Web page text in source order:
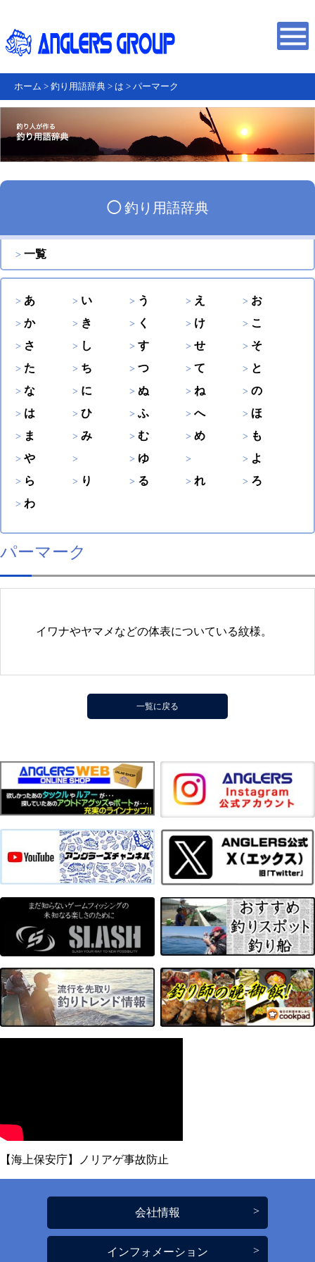
ホーム > 釣り用語辞典 > は > パーマーク
◯釣り用語辞典
一覧
あ い う え
お
か
き く け
こ
さ
し す せ
そ
た
ち つ て
と
な
に ぬ ね
の
は
ひ ふ へ
ほ
ま
み む め
も
や
ゆ
よ
ら
り る れ
ろ
わ
パーマーク
イワナやヤマメなどの体表についている紋様。
一覧に戻る
【海上保安庁】ノリアゲ事故防止
会社情報
インフォメーション